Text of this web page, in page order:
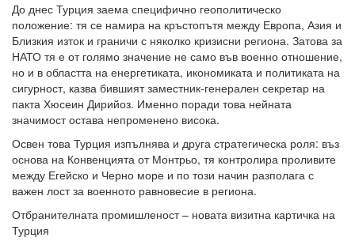
До днес Турция заема специфично геополитическо
положение: тя се намира на кръстопътя между Европа, Азия и
Близкия изток и граничи с няколко кризисни региона. Затова за
НАТО тя е от голямо значение не само във военно отношение,
но и в областта на енергетиката, икономиката и политиката на
сигурност, казва бившият заместник-генерален секретар на
пакта Хюсеин Дирийоз. Именно поради това нейната
значимост остава непроменено висока.
Освен това Турция изпълнява и друга стратегическа роля: въз
основа на Конвенцията от Монтрьо, тя контролира проливите
между Егейско и Черно море и по този начин разполага с
важен лост за военното равновесие в региона.
Отбранителната промишленост – новата визитна картичка на
Турция